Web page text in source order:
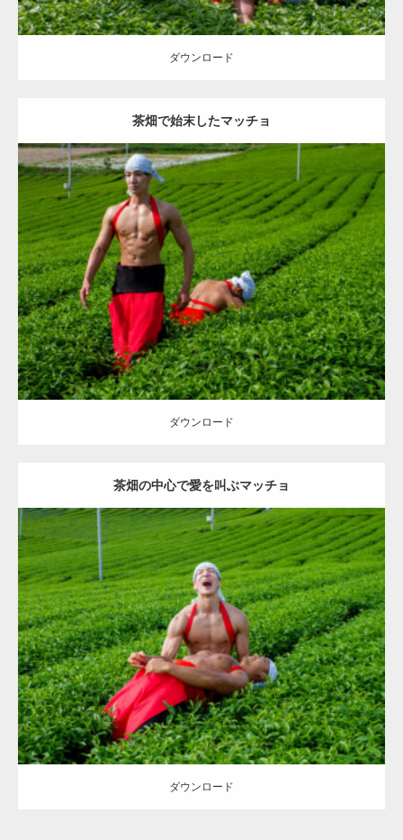
ダウンロード
茶畑で始末したマッチョ
Update:2023.02.11
Category:茶畑のマッチョ その他 AKIHITO(細マッチョ) TOSHI(大胸
筋) 腹筋 八女 (福岡)
ダウンロード
ダウンロード
茶畑の中心で愛を叫ぶマッチョ
Update:2023.02.11
Category:茶畑のマッチョ その他 TOSHI(大胸筋)AKIHITO(細マッチ
ョ) 大胸筋 上腕二頭筋 肩 八女 (福岡)
ダウンロード
ダウンロード
【YouTube】マッチョフリー素材メンバーが
ギネス世界記録…
【TV】TBS番組「ひるおび」にてマッスルプ
ラスが紹介されま…
TOKYO FMラジオ番組「ONE MORNING」
で紹介さ…